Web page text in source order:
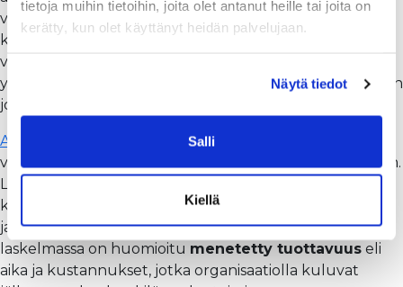
tietoja muihin tietoihin, joita olet antanut heille tai joita on
kerätty, kun olet käyttänyt heidän palvelujaan.
Näytä tiedot
Salli
Kiellä
vuosipalkasta.
Duunitorin
mukaan projektijohtajan
keskipalkka on noin 6000€ eli 30% tämän suuruisesta
vuosipalkasta on 21 600€ ja todelliset kustannukset
yritykselle vieläkin suuremmat sivukulujen ja vastaavien
johdosta. Varsin kallis hutilyönti!
ATalent
on laskenut sivuillaan esimerkin
virherekrytoinnin hinnasta, joka nousi yli 46 000 euroon.
Laskelmassaan ATalent laski mukaan kaikki
kustannukset aina markkinoinnista tuntikustannuksiin
ja rekrytoidun henkilö oletettaviin palkkoihin. Lisäksi
laskelmassa on huomioitu menetetty tuottavuus eli
aika ja kustannukset, jotka organisaatiolla kuluvat